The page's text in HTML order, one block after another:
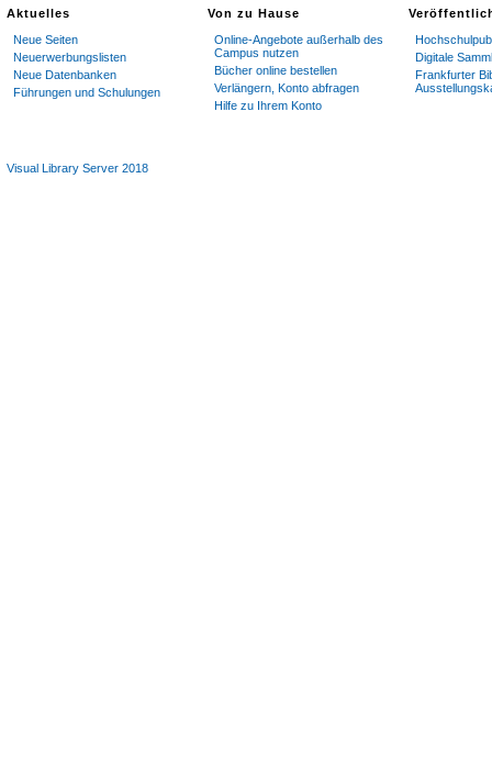
Aktuelles
Neue Seiten
Neuerwerbungslisten
Neue Datenbanken
Führungen und Schulungen
Von zu Hause
Online-Angebote außerhalb des
Campus nutzen
Bücher online bestellen
Verlängern, Konto abfragen
Hilfe zu Ihrem Konto
Digitale
Frankfurter
Visual Library Server 2018